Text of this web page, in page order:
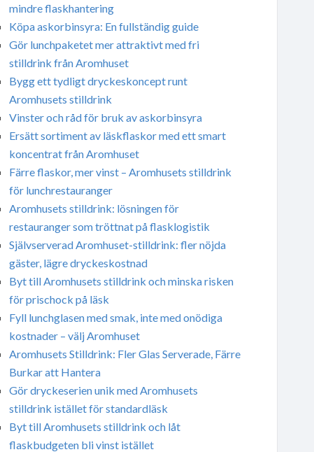
mindre flaskhantering
Köpa askorbinsyra: En fullständig guide
Gör lunchpaketet mer attraktivt med fri
stilldrink från Aromhuset
Bygg ett tydligt dryckeskoncept runt
Aromhusets stilldrink
Vinster och råd för bruk av askorbinsyra
Ersätt sortiment av läskflaskor med ett smart
koncentrat från Aromhuset
Färre flaskor, mer vinst – Aromhusets stilldrink
för lunchrestauranger
Aromhusets stilldrink: lösningen för
restauranger som tröttnat på flasklogistik
Självserverad Aromhuset-stilldrink: fler nöjda
gäster, lägre dryckeskostnad
Byt till Aromhusets stilldrink och minska risken
för prischock på läsk
Fyll lunchglasen med smak, inte med onödiga
kostnader – välj Aromhuset
Aromhusets Stilldrink: Fler Glas Serverade, Färre
Burkar att Hantera
Gör dryckeserien unik med Aromhusets
stilldrink istället för standardläsk
Byt till Aromhusets stilldrink och låt
flaskbudgeten bli vinst istället